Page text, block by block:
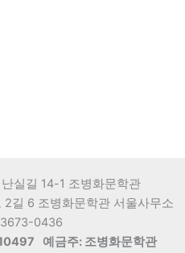
실길 14-1 조병화문학관
길 6 조병화문학관 서울사무소
0436
예금주: 조병화문학관